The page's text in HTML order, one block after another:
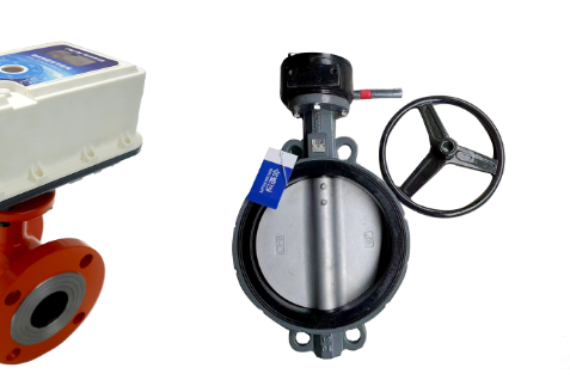
жестким
заслонка
уплотнением от DN50 до
DN600 используются в
системах водяного
отопления